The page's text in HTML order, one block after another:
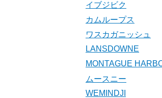
イブジビク
カムループス
ワスカガニッシュ
LANSDOWNE
MONTAGUE
ムースニー
WEMINDJI